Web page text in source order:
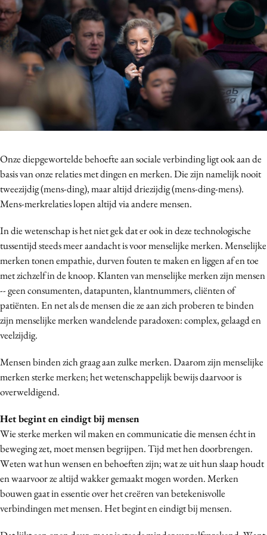
Bureaus
Campagnes
Carriere
Contentmarketing
Craft
Customer Experience
Data & Insights
Digital transformation
Diversiteit
Effectiviteit
Gedragsverandering
Influencer marketing
Interne communicatie
Martech
Media
Merkstrategie
PR
Programmatic
Reputatie & crisis
Onze diepgewortelde behoefte aan sociale verbinding ligt ook aan de
basis van onze relaties met dingen en merken. Die zijn namelijk nooit
tweezijdig (mens-ding), maar altijd driezijdig (mens-ding-mens).
Mens-merkrelaties lopen altijd via andere mensen.
In die wetenschap is het niet gek dat er ook in deze technologische
tussentijd steeds meer aandacht is voor menselijke merken. Menselijke
merken tonen empathie, durven fouten te maken en liggen af en toe
met zichzelf in de knoop. Klanten van menselijke merken zijn mensen
-- geen consumenten, datapunten, klantnummers, cliënten of
patiënten. En net als de mensen die ze aan zich proberen te binden
zijn menselijke merken wandelende paradoxen: complex, gelaagd en
veelzijdig.
Mensen binden zich graag aan zulke merken. Daarom zijn menselijke
merken sterke merken; het wetenschappelijk bewijs daarvoor is
overweldigend.
Het begint en eindigt bij mensen
Wie sterke merken wil maken en communicatie die mensen écht in
beweging zet, moet mensen begrijpen. Tijd met hen doorbrengen.
Weten wat hun wensen en behoeften zijn; wat ze uit hun slaap houdt
en waarvoor ze altijd wakker gemaakt mogen worden. Merken
bouwen gaat in essentie over het creëren van betekenisvolle
verbindingen met mensen. Het begint en eindigt bij mensen.